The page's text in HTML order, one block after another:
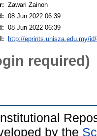
Zawari Zainon
08 Jun 2022 06:39
08 Jun 2022 06:39
http://eprints.unisza.edu.my/
required)
by the